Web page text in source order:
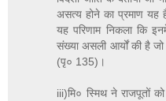
असत्य होने का प्रमाण यह
यह परिणाम निकला कि
संख्या असली आर्यों की है
(पृ० 135)।
iii)मि० स्मिथ ने राजपूतों